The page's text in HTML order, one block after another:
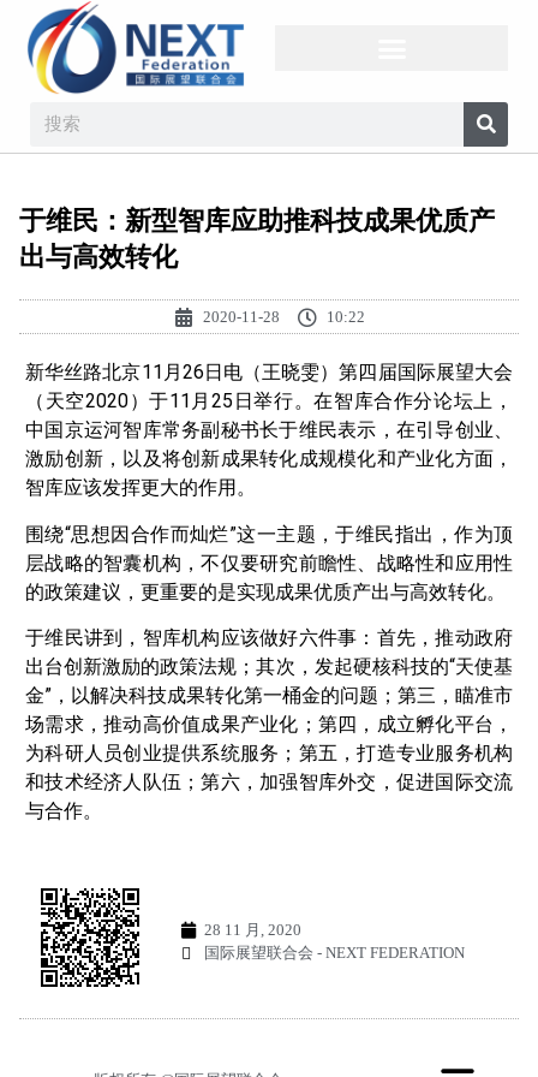
于维民：新型智库应助推科技成果优质产
出与高效转化
2020-11-28 10:22
新华丝路北京11月26日电（王晓雯）第四届国际展望大会
（天空2020）于11月25日举行。在智库合作分论坛上，
中国京运河智库常务副秘书长于维民表示，在引导创业、
激励创新，以及将创新成果转化成规模化和产业化方面，
智库应该发挥更大的作用。
围绕“思想因合作而灿烂”这一主题，于维民指出，作为顶
层战略的智囊机构，不仅要研究前瞻性、战略性和应用性
的政策建议，更重要的是实现成果优质产出与高效转化。
于维民讲到，智库机构应该做好六件事：首先，推动政府
出台创新激励的政策法规；其次，发起硬核科技的“天使基
金”，以解决科技成果转化第一桶金的问题；第三，瞄准市
场需求，推动高价值成果产业化；第四，成立孵化平台，
为科研人员创业提供系统服务；第五，打造专业服务机构
和技术经济人队伍；第六，加强智库外交，促进国际交流
与合作。
28 11 月, 2020
国际展望联合会 - NEXT FEDERATION